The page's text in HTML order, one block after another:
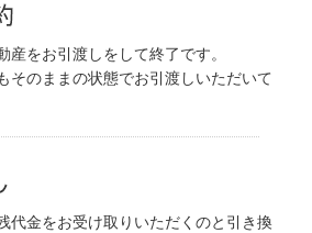
産をお引渡しをして終了です。
そのままの状態でお引渡しいただいて
代金をお受け取りいただくのと引き換